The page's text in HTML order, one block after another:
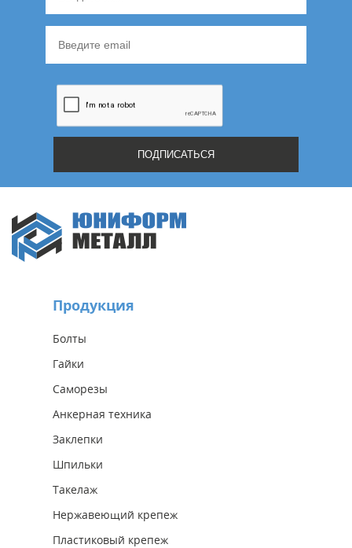
Продукция
Болты
Гайки
Саморезы
Анкерная техника
Заклепки
Шпильки
Такелаж
Нержавеющий крепеж
Пластиковый крепеж